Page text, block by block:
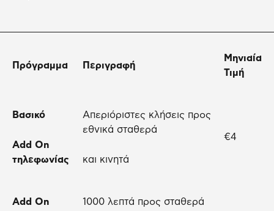
Πρόγραμμα Περιγραφή
Μηνιαία
Τιμή
Βασικό
Add On
τηλεφωνίας
Απεριόριστες κλήσεις προς
εθνικά σταθερά
και κινητά
€4
Add On
1000 λεπτά προς σταθερά